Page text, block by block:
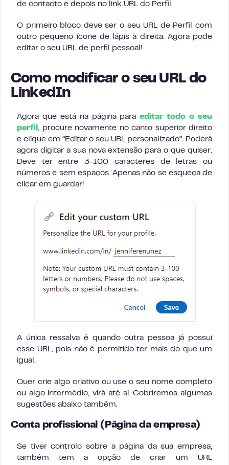
de contacto e depois no link URL do Perfil.
O primeiro bloco deve ser o seu URL de Perfil com
outro pequeno ícone de lápis à direita. Agora pode
editar o seu URL de perfil pessoal!
Como modificar o seu URL do
LinkedIn
Agora que está na página paraeditar todo o seu
perfil , procure novamente no canto superior direito
e clique em “Editar o seu URL personalizado”. Poderá
agora digitar a sua nova extensão para o que quiser.
Deve ter entre 3-100 caracteres de letras ou
números e sem espaços. Apenas não se esqueça de
clicar em guardar!
A única ressalva é quando outra pessoa já possui
esse URL, pois não é permitido ter mais do que um
igual.
Quer crie algo criativo ou use o seu nome completo
ou algo intermédio, virá até si. Cobriremos algumas
sugestões abaixo também.
Conta profissional (Página da empresa)
Se tiver controlo sobre a página da sua empresa,
também tem a opção de criar um URL